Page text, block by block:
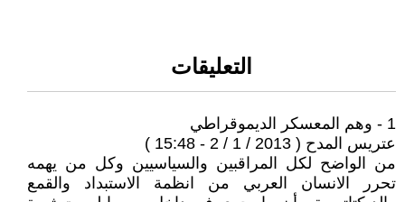
التعليقات
1 - وهم المعسكر الديموقراطي
عتريس المدح ( 2013 / 1 / 2 - 15:48 )
من الواضح لكل المراقبين والسياسيين وكل من يهمه
تحرر الانسان العربي من انظمة الاستبداد والقمع